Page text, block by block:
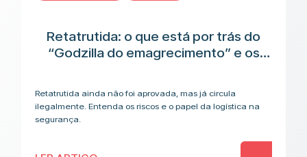
Retatrutida: o que está por trás do
“Godzilla do emagrecimento” e os
Retatrutida ainda não foi aprovada, mas já circula
ilegalmente. Entenda os riscos e o papel da logística na
segurança.